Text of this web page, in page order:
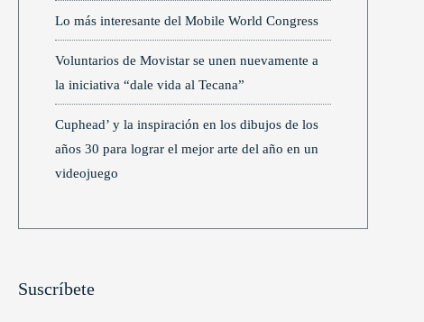
Lo más interesante del Mobile World Congress
Voluntarios de Movistar se unen nuevamente a
la iniciativa “dale vida al Tecana”
Cuphead’ y la inspiración en los dibujos de los
años 30 para lograr el mejor arte del año en un
videojuego
Suscríbete